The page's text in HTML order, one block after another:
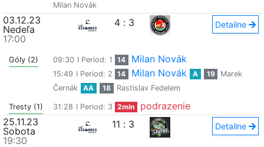
Milan Novák
03.12.23
Nedeľa
17:00
4 : 3 Detailne
Góly (2) 09:30 I Period: 1 14 Milan Novák
15:49 I Period: 2 14 Milan Novák A 19
Marek
Černák
AA 18 Rastislav Fedelem
Tresty (1) 31:28 I Period: 3 2min
podrazenie
25.11.23
Sobota
19:30
11 : 3 Detailne